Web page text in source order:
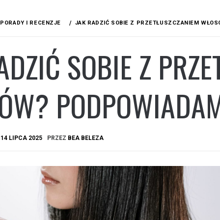
PORADY I RECENZJE JAK RADZIĆ SOBIE Z PRZETŁUSZCZANIEM
SOBIE Z
14 LIPCA 2025 PRZEZ BEA BELEZA